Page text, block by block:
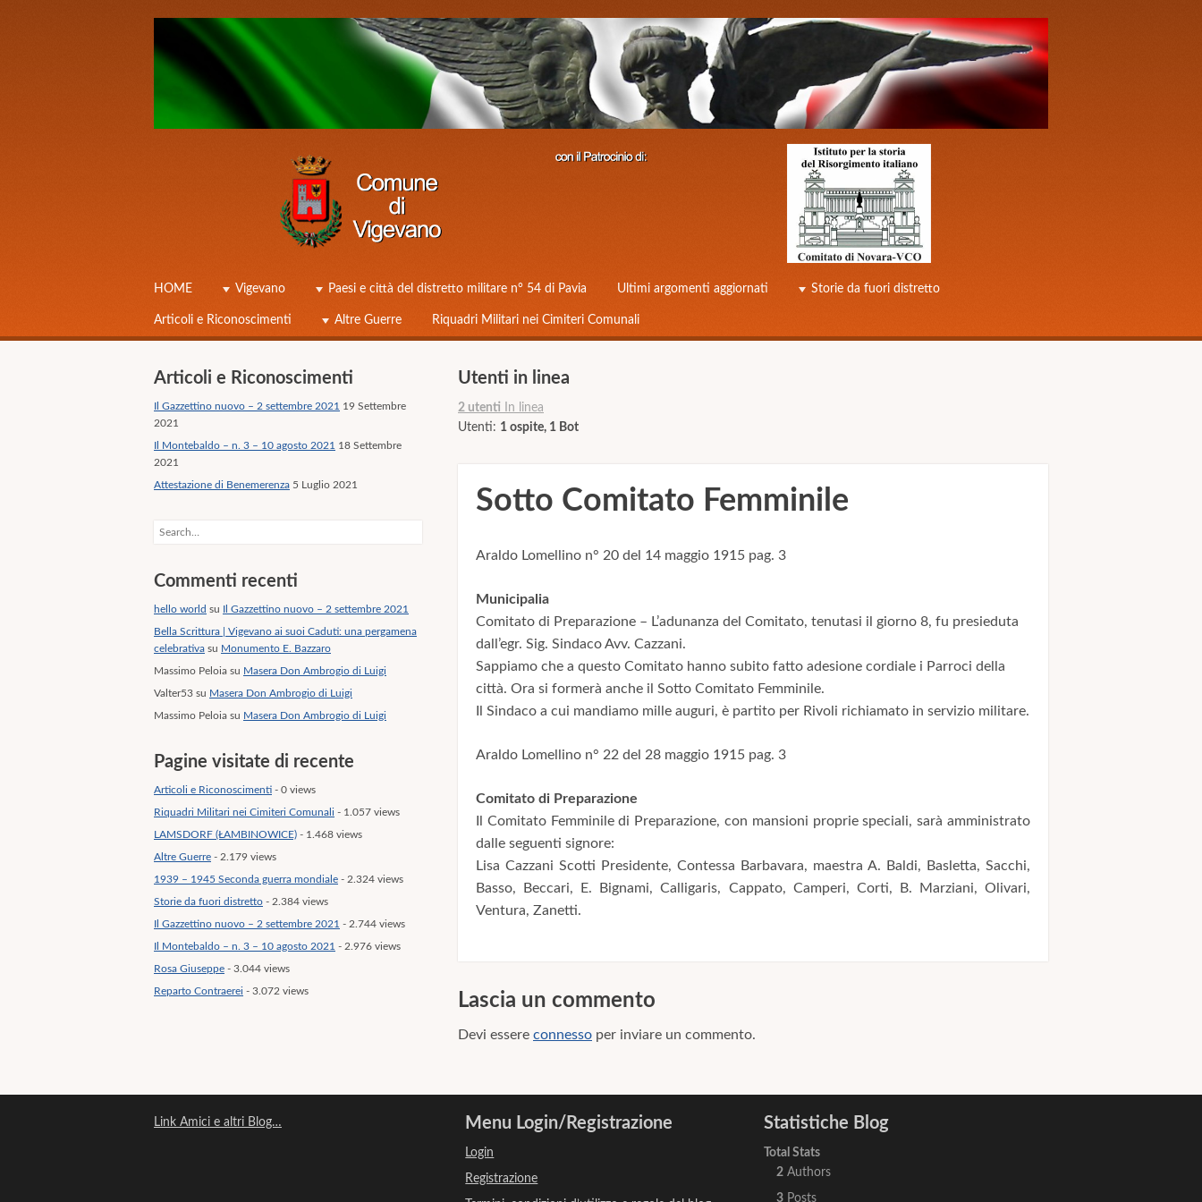
☰Menu
Skip to content
HOME Vigevano Paesi e città del distretto militare n° 54 di Pavia Ultimi argomenti aggiornati Storie da fuori distretto
Articoli e Riconoscimenti Altre Guerre Riquadri Militari nei Cimiteri Comunali
Utenti in linea
2 utenti In linea
Utenti: 1 ospite, 1 Bot
Sotto Comitato Femminile
Araldo Lomellino n° 20 del 14 maggio 1915 pag. 3
Municipalia
Comitato di Preparazione – L’adunanza del Comitato, tenutasi il giorno 8, fu presieduta
dall’egr. Sig. Sindaco Avv. Cazzani.
Sappiamo che a questo Comitato hanno subito fatto adesione cordiale i Parroci della
città. Ora si formerà anche il Sotto Comitato Femminile.
Il Sindaco a cui mandiamo mille auguri, è partito per Rivoli richiamato in servizio militare.
Araldo Lomellino n° 22 del 28 maggio 1915 pag. 3
Comitato di Preparazione
Il Comitato Femminile di Preparazione, con mansioni proprie speciali, sarà amministrato
dalle seguenti signore:
Lisa Cazzani Scotti Presidente, Contessa Barbavara, maestra A. Baldi, Basletta, Sacchi,
Basso, Beccari, E. Bignami, Calligaris, Cappato, Camperi, Corti, B. Marziani, Olivari,
Ventura, Zanetti.
Lascia un commento
Devi essere connesso per inviare un commento.
Articoli e Riconoscimenti
Il Gazzettino nuovo – 2 settembre 2021 19 Settembre
2021
Il Montebaldo – n. 3 – 10 agosto 2021 18 Settembre
2021
Attestazione di Benemerenza 5 Luglio 2021
Search
Commenti recenti
hello world su Il Gazzettino nuovo – 2 settembre 2021
Bella Scrittura | Vigevano ai suoi Caduti: una pergamena
celebrativa su Monumento E. Bazzaro
Massimo Peloia su Masera Don Ambrogio di Luigi
Valter53 su Masera Don Ambrogio di Luigi
Massimo Peloia su Masera Don Ambrogio di Luigi
Pagine visitate di recente
Articoli e Riconoscimenti - 0 views
Riquadri Militari nei Cimiteri Comunali - 1.057 views
LAMSDORF (ŁAMBINOWICE) - 1.468 views
Altre Guerre - 2.179 views
1939 – 1945 Seconda guerra mondiale - 2.324 views
Storie da fuori distretto - 2.384 views
Il Gazzettino nuovo – 2 settembre 2021 - 2.744 views
Il Montebaldo – n. 3 – 10 agosto 2021 - 2.976 views
Rosa Giuseppe - 3.044 views
Reparto Contraerei - 3.072 views
Link Amici e altri Blog… Menu Login/Registrazione
Login
Registrazione
Statistiche Blog
Total Stats
2Authors
3Posts